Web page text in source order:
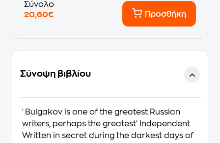
Σύνολο
20,60€
Προσθήκη
Σύνοψη βιβλίου
'Bulgakov is one of the greatest Russian
writers, perhaps the greatest' Independent
Written in secret during the darkest days of